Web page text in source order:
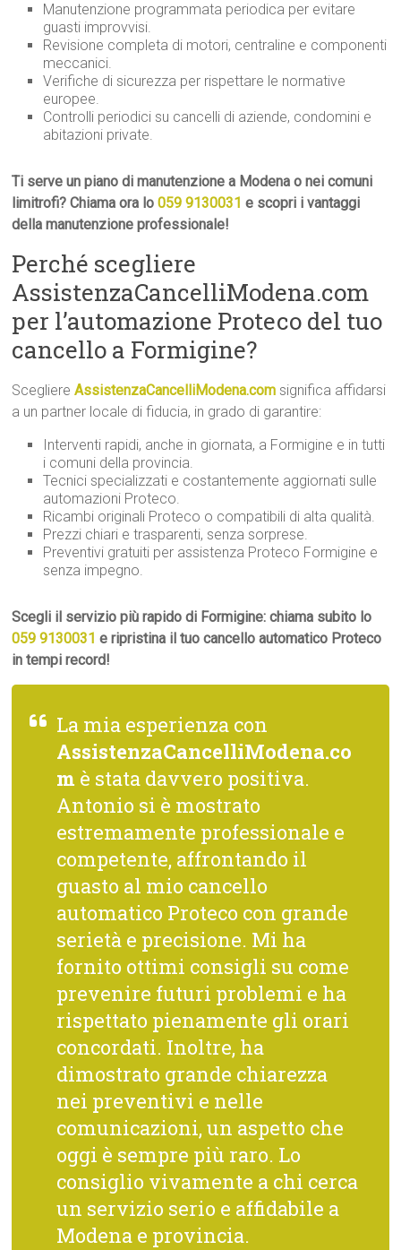
Manutenzione programmata periodica per evitare
guasti improvvisi.
Revisione completa di motori, centraline e componenti
meccanici.
Verifiche di sicurezza per rispettare le normative
europee.
Controlli periodici su cancelli di aziende, condomini e
abitazioni private.
Ti serve un piano di manutenzione a Modena o nei comuni
limitrofi? Chiama ora lo059 9130031 e scopri i vantaggi
della manutenzione professionale!
Perché scegliere
AssistenzaCancelliModena.com
per l’automazione Proteco del tuo
cancello a Formigine?
ScegliereAssistenzaCancelliModena.com significa affidarsi
a un partner locale di fiducia, in grado di garantire:
Interventi rapidi, anche in giornata, a Formigine e in tutti
i comuni della provincia.
Tecnici specializzati e costantemente aggiornati sulle
automazioni Proteco.
Ricambi originali Proteco o compatibili di alta qualità.
Prezzi chiari e trasparenti, senza sorprese.
Preventivi gratuiti per assistenza Proteco Formigine e
senza impegno.
Scegli il servizio più rapido di Formigine: chiama subito lo
059 9130031 e ripristina il tuo cancello automatico Proteco
in tempi record!
La mia esperienza con
AssistenzaCancelliModena.co
m è stata davvero positiva.
Antonio si è mostrato
estremamente professionale e
competente, affrontando il
guasto al mio cancello
automatico Proteco con grande
serietà e precisione. Mi ha
fornito ottimi consigli su come
prevenire futuri problemi e ha
rispettato pienamente gli orari
concordati. Inoltre, ha
dimostrato grande chiarezza
nei preventivi e nelle
comunicazioni, un aspetto che
oggi è sempre più raro. Lo
consiglio vivamente a chi cerca
un servizio serio e affidabile a
Modena e provincia.